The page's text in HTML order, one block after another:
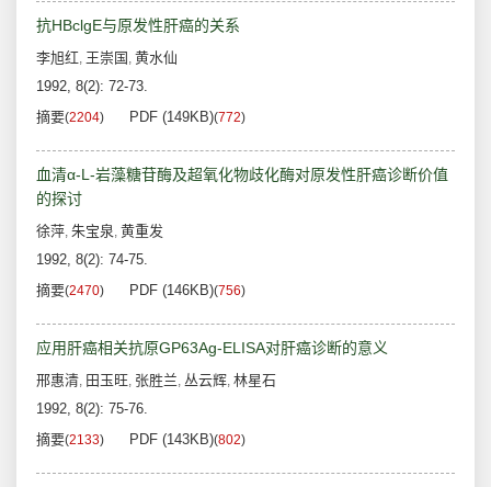
抗HBclgE与原发性肝癌的关系
李旭红, 王崇国 , 黄水仙
1992, 8(2): 72-73.
摘要(2204) PDF (149KB)(772)
血清α-L-岩藻糖苷酶及超氧化物歧化酶对原发性肝癌诊断价值
的探讨
徐萍, 朱宝泉, 黄重发
1992, 8(2): 74-75.
摘要(2470) PDF (146KB)(756)
应用肝癌相关抗原GP63Ag-ELISA对肝癌诊断的意义
邢惠清, 田玉旺, 张胜兰, 丛云辉, 林星石
1992, 8(2): 75-76.
摘要(2133) PDF (143KB)(802)